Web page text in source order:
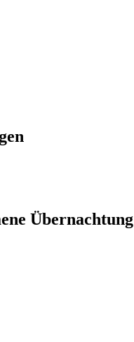
Übernachtung